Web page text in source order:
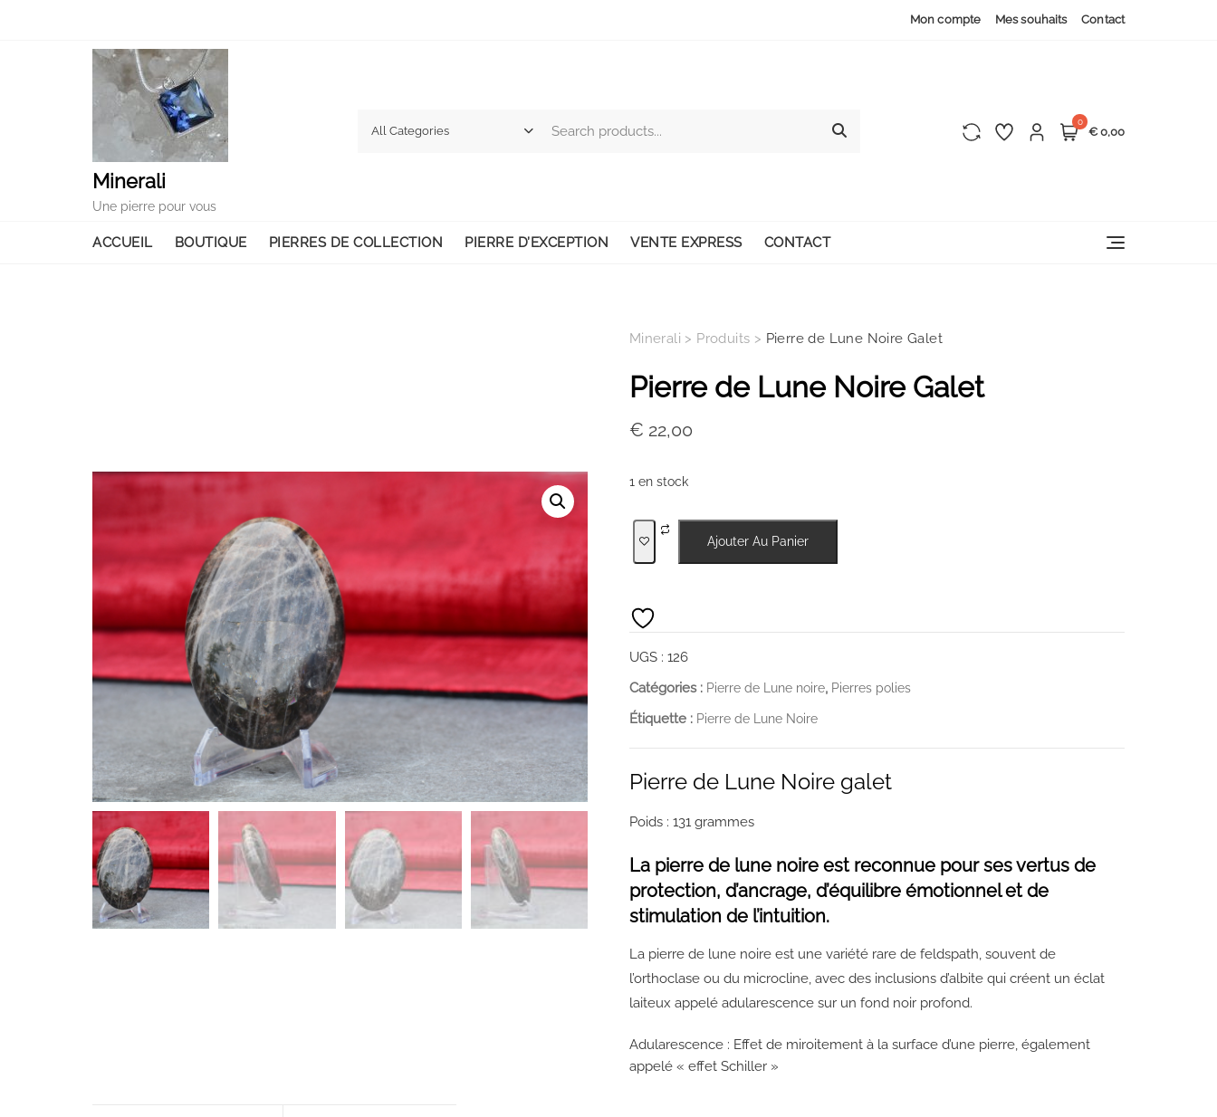
Mon compte Mes souhaits Contact
Minerali
Une pierre pour vous
0
€ 0,00
ACCUEIL BOUTIQUE PIERRES DE COLLECTION PIERRE D’EXCEPTION VENTE EXPRESS CONTACT
Minerali > Produits > Pierre de Lune Noire Galet
Pierre de Lune Noire Galet
€ 22,00
1 en stock
Noire
Galet
Ajouter Au Panier
UGS : 126
Catégories : Pierre de Lune noire, Pierres polies
Étiquette : Pierre de Lune Noire
Pierre de Lune Noire galet
Poids : 131 grammes
La pierre de lune noire est reconnue pour ses vertus de
protection, d’ancrage, d’équilibre émotionnel et de
stimulation de l’intuition.
La pierre de lune noire est une variété rare de feldspath, souvent de
l’orthoclase ou du microcline, avec des inclusions d’albite qui créent un éclat
laiteux appelé adularescence sur un fond noir profond.
Adularescence : Effet de miroitement à la surface d’une pierre, également
appelé « effet Schiller »